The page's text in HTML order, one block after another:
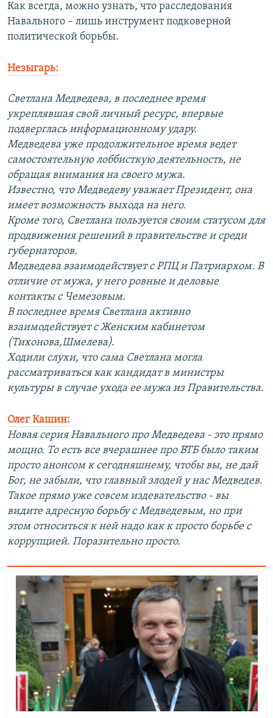
Как всегда, можно узнать, что расследования
Навального – лишь инструмент подковерной
политической борьбы.
Незыгарь:
Светлана Медведева, в последнее время
укреплявшая свой личный ресурс, впервые
подверглась информационному удару.
Медведева уже продолжительное время ведет
самостоятельную лоббисткую деятельность, не
обращая внимания на своего мужа.
Известно, что Медведеву уважает Президент, она
имеет возможность выхода на него.
Кроме того, Светлана пользуется своим статусом для
продвижения решений в правительстве и среди
губернаторов.
Медведева взаимодействует с РПЦ и Патриархом. В
отличие от мужа, у него ровные и деловые
контакты с Чемезовым.
В последнее время Светлана активно
взаимодействует с Женским кабинетом
(Тихонова,Шмелева).
Ходили слухи, что сама Светлана могла
рассматриваться как кандидат в министры
культуры в случае ухода ее мужа из Правительства.
Олег Кашин:
Новая серия Навального про Медведева - это прямо
мощно. То есть все вчерашнее про ВТБ было таким
просто анонсом к сегодняшнему, чтобы вы, не дай
Бог, не забыли, что главный злодей у нас Медведев.
Такое прямо уже совсем издевательство - вы
видите адресную борьбу с Медведевым, но при
этом относиться к ней надо как к просто борьбе с
коррупцией. Поразительно просто.